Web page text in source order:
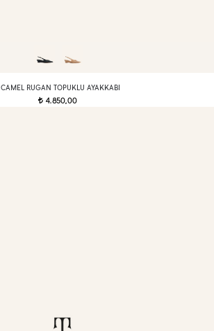
CAMEL RUGAN TOPUKLU AYAKKABI
t 4.850,00